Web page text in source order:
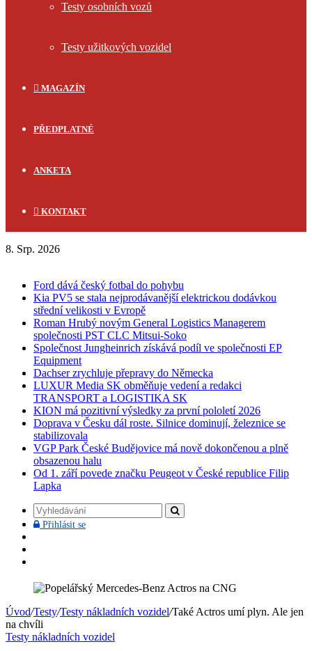
Testy osobních vozů
Testy užitkových vozidel
MAGAZÍN
PŘEDPLATNÉ
ANKETA
KONTAKT
8. Srp. 2026
Ford dává český fotbal do pohybu
Kia PV5 se stala nejprodávanější elektrickou dodávkou
střední velikosti v Evropě
Roman Hrubý novým General Logistics Managerem
společnosti PST CLC Mitsui-Soko
Společnost Jungheinrich získává podíl ve společnosti EP
Equipment
Dachser zrychluje přepravy do Německa
LUXUR Media SK obměňuje vedení a redakci
TRANSPORT a LOGISTIKA SK
KION má pozitivní výsledky za první pololetí 2026
Doprava v Česku dál roste. Silnice dominují, železnice se
stabilizovala
VGP Park České Budějovice má nově dokončenou a plně
obsazenou halu
Od 1. září povede značku Peugeot v České republice Filip
Lapka
Vyhledávání
Přihlásit sePřihlásit
Úvod/Testy/Testy nákladních vozidel/Také Actros umí plyn. Ale jen
na chvíli
Testy nákladních vozidel